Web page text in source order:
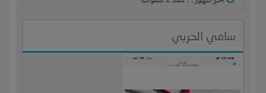
سامي الحربي